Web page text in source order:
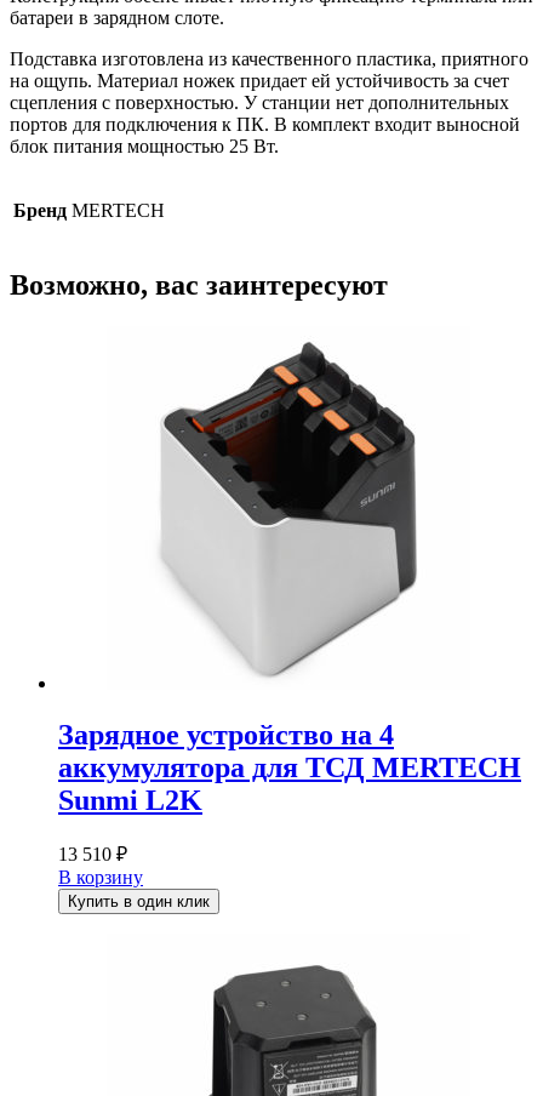
батареи в зарядном слоте.
Подставка изготовлена из качественного пластика, приятного
на ощупь. Материал ножек придает ей устойчивость за счет
сцепления с поверхностью. У станции нет дополнительных
портов для подключения к ПК. В комплект входит выносной
блок питания мощностью 25 Вт.
Бренд MERTECH
Возможно, вас заинтересуют
Зарядное устройство на 4
аккумулятора для ТСД MERTECH
Sunmi L2K
13 510 ₽
В корзину
Купить в один клик